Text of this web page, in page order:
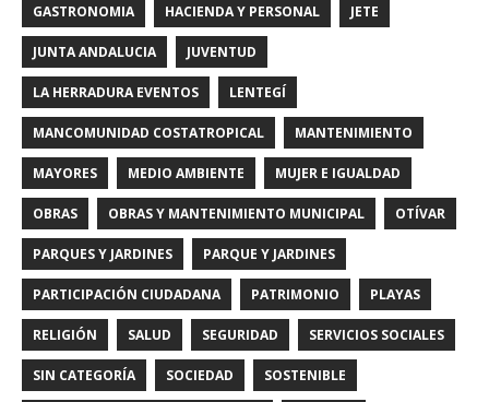
GASTRONOMIA HACIENDA Y PERSONAL JETE
JUNTA ANDALUCIA JUVENTUD
LA HERRADURA EVENTOS LENTEGÍ
MANCOMUNIDAD COSTATROPICAL MANTENIMIENTO
MAYORES MEDIO AMBIENTE MUJER E IGUALDAD
OBRAS OBRAS Y MANTENIMIENTO MUNICIPAL OTÍVAR
PARQUES Y JARDINES PARQUE Y JARDINES
PARTICIPACIÓN CIUDADANA PATRIMONIO PLAYAS
RELIGIÓN SALUD SEGURIDAD SERVICIOS SOCIALES
SIN CATEGORÍA SOCIEDAD SOSTENIBLE